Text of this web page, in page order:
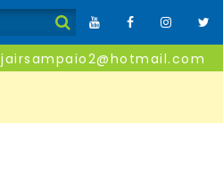
jairsampaio2@hotmail.com